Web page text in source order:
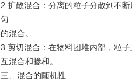
2.扩散混合：分离的粒子分散到不
匀
的混合。
3.剪切混合：在物料团堆内部，粒
互混合和掺和。
三、混合的随机性